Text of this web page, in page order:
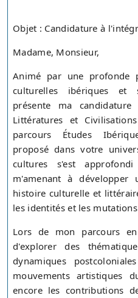
Objet : Candidature à
Madame, Monsieur,
Animé par une profonde
culturelles ibériques et
présente ma
Littératures et
parcours Études
proposé dans votre
cultures s'est
m'amenant à développer
histoire culturelle et
les identités et les
Lors de mon parcours
d'explorer des
dynamiques
mouvements artistiques
encore les contributions